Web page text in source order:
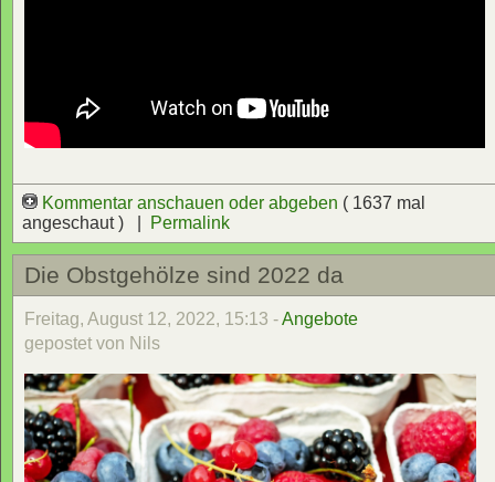
Kommentar anschauen oder abgeben ( 1637 mal
angeschaut ) |
Permalink
Die Obstgehölze sind 2022 da
Freitag, August 12, 2022, 15:13 -Angebote
gepostet von Nils